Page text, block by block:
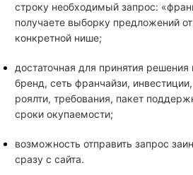
строку необходимый запрос:
получаете выборку предложений
конкретной нише;
достаточная для принятия
бренд, сеть франчайзи,
роялти, требования, пакет
сроки окупаемости;
возможность отправить запрос
сразу с сайта.